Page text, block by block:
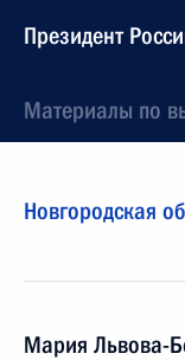
Президент
Материалы по
Новгородская
Мария Львова-